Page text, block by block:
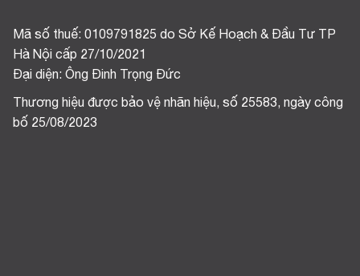
Mã số thuế: 0109791825 do Sở Kế Hoạch & Đầu Tư TP
Hà Nội cấp 27/10/2021
Đại diện: Ông Đinh Trọng Đức
Thương hiệu được bảo vệ nhãn hiệu, số 25583, ngày công
bố 25/08/2023